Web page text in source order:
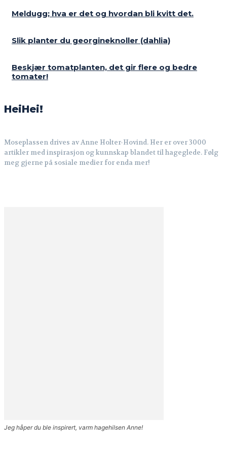
Meldugg; hva er det og hvordan bli kvitt det.
Slik planter du georgineknoller (dahlia)
Beskjær tomatplanten, det gir flere og bedre
tomater!
HeiHei!
Moseplassen drives av Anne Holter-Hovind. Her er over 3000
artikler med inspirasjon og kunnskap blandet til hageglede. Følg
meg gjerne på sosiale medier for enda mer!
Jeg håper du ble inspirert, varm hagehilsen Anne!